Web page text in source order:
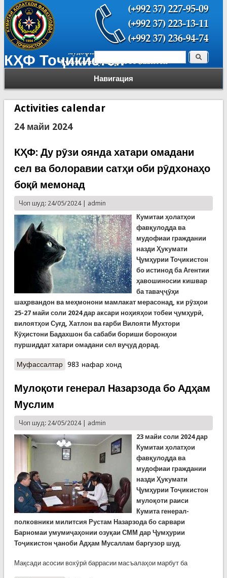
КҲФ Тоҷикистон
Навигация
Форма поиска Поиск
Activities calendar
24 майи 2024
КҲФ: Ду рӯзи оянда хатари омадани
сел ва болоравии сатҳи оби рӯдхонаҳо
боқӣ мемонад
Чоп шуд: 24/05/2024 | admin
Кумитаи ҳолатҳои
фавқулодда ва
мудофиаи граждании
назди Ҳукумати
Ҷумҳурии Тоҷикистон
бо истинод ба Агентии
ҳавошиносии кишвар
ба таваҷҷӯҳи
шаҳрвандон ва меҳмонони мамлакат мерасонад, ки рӯзҳои
25-27 майи соли 2024 дар аксари ноҳияҳои тобеи ҷумҳурӣ,
вилоятҳои Суғд, Хатлон ва ғарби Вилояти Мухтори
Кӯҳистони Бадахшон ба сабаби бориши боронҳои
пуршиддат хатари омадани сел вуҷуд дорад.
Муфассалтаро КҲФ: Ду рӯзи оянда хатари омадани сел ва
983 нафар хонд
Мулоқоти генерал Назарзода бо Адҳам
Муслим
Чоп шуд: 24/05/2024 | admin
23 майи соли 2024 дар
Кумитаи ҳолатҳои
фавқулодда ва
мудофиаи граждании
назди Ҳукумати
Ҷумҳурии Тоҷикистон
мулоқоти раиси
Кумита генерал-
полковники милитсия Рустам Назарзода бо сарвари
Барномаи умумиҷаҳонии озуқаи СММ дар Ҷумҳурии
Тоҷикистон ҷаноби Адҳам Мусаллам баргузор шуд.
Мақсади асосии вохӯрӣ баррасии масъалаҳои марбут ба